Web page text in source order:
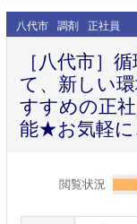
八代市 調剤 正社員
［八代市］
て、新しい
すすめの正
能★お気軽に
閲覧状況